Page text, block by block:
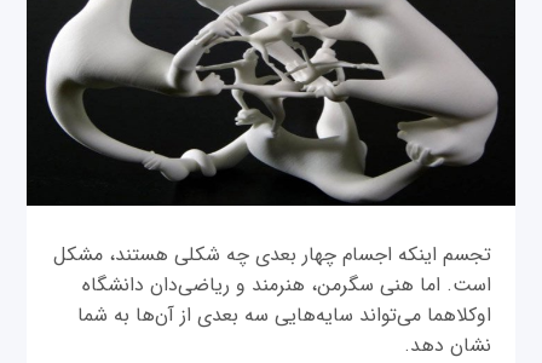
تجسم اینکه اجسام چهار بعدی چه شکلی هستند، مشکل
است. اما هنی سگرمن، هنرمند و ریاضی‌دان دانشگاه
اوکلاهما می‌تواند سایه‌هایی سه بعدی از آن‌ها به شما
نشان دهد.